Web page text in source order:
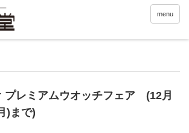
menu
プレミアムウオッチフェア (12月
)まで)